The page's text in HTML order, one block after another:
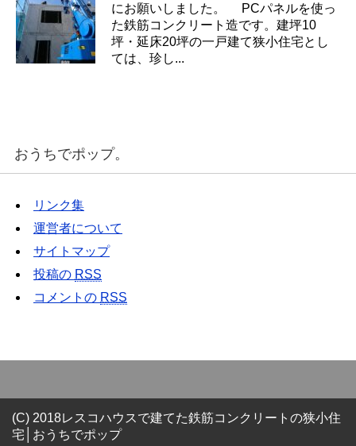
にお願いしました。 PCパネルを使っ
た鉄筋コンクリート造です。建坪10
坪・延床20坪の一戸建て狭小住宅とし
ては、珍し...
おうちでポップ。
リンク集
運営者について
サイトマップ
投稿の RSS
コメントの RSS
(C) 2018レスコハウスで建てた鉄筋コンクリートの狭小住
宅│おうちでポップ